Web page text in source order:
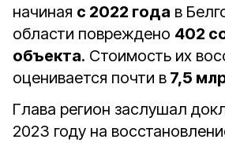
начиная с 2022 года в
области повреждено 402
объекта. Стоимость их
оценивается почти в 7,5
Глава регион заслушал
2023 году на